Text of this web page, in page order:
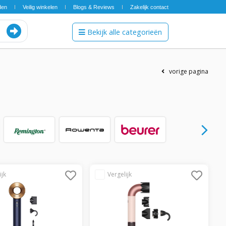
Veilig winkelen Blogs & Reviews Zakelijk contact
Bekijk alle categorieën
vorige pagina